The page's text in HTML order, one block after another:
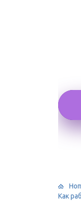
Как